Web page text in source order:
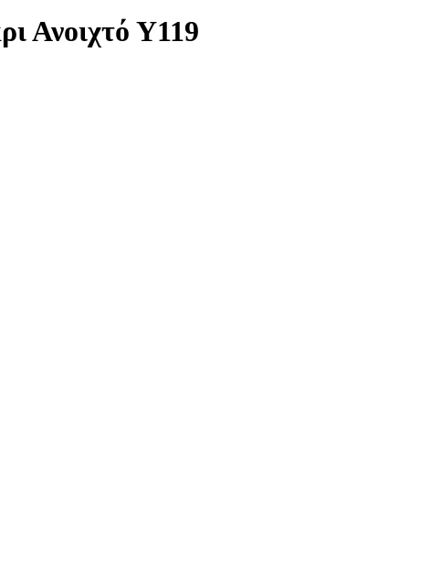
Ανοιχτό Υ119